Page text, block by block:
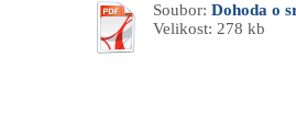
Soubor: Dohoda o
Velikost: 278 kb